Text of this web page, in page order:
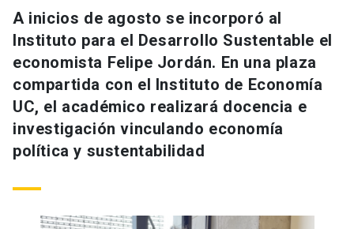
A inicios de agosto se incorporó al
Instituto para el Desarrollo Sustentable el
economista Felipe Jordán. En una plaza
compartida con el Instituto de Economía
UC, el académico realizará docencia e
investigación vinculando economía
política y sustentabilidad